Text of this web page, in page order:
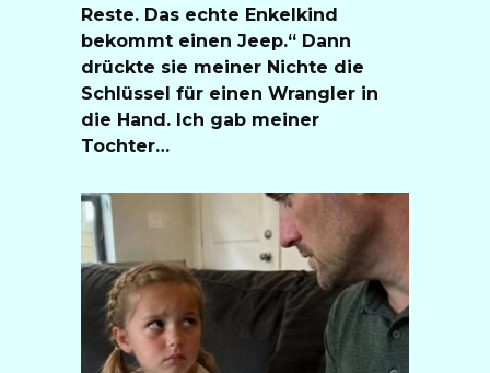
Reste. Das echte Enkelkind
bekommt einen Jeep.“ Dann
drückte sie meiner Nichte die
Schlüssel für einen Wrangler in
die Hand. Ich gab meiner
Tochter…